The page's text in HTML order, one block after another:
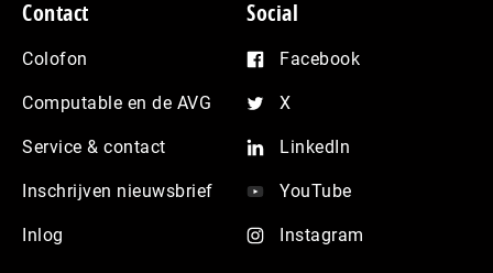
Contact
Colofon
Computable en de AVG
Service & contact
Inschrijven nieuwsbrief
Inlog
Social
Facebook
X
LinkedIn
YouTube
Instagram